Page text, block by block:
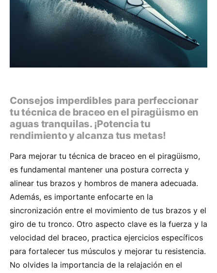
Consejos imperdibles para perfeccionar
tu técnica de braceo en el piragüismo en
aguas tranquilas. ¡Potencia tu
rendimiento y alcanza tus metas!
Para mejorar tu técnica de braceo en el piragüismo,
es fundamental mantener una postura correcta y
alinear tus brazos y hombros de manera adecuada.
Además, es importante enfocarte en la
sincronización entre el movimiento de tus brazos y el
giro de tu tronco. Otro aspecto clave es la fuerza y la
velocidad del braceo, practica ejercicios específicos
para fortalecer tus músculos y mejorar tu resistencia.
No olvides la importancia de la relajación en el